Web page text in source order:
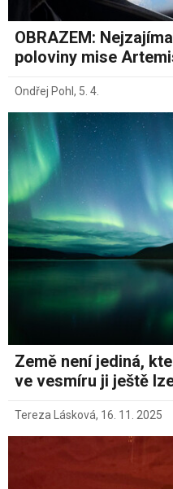
OBRAZEM:
poloviny mise
Ondřej Pohl , 5. 4.
Země není jediná,
ve vesmíru ji ještě
Tereza Lásková, 16. 11. 2025